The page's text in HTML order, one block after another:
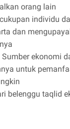
orang lain
individu
dan
ekonomi
untuk
belenggu taqlid